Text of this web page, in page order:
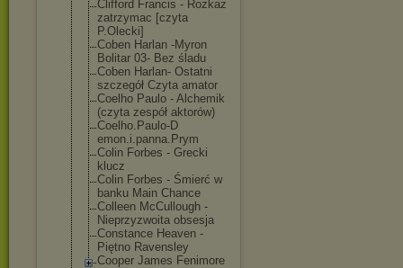
Clifford Francis - Rozkaz
zatrzymac [czyta
P.Olecki]
Coben Harlan -Myron
Bolitar 03- Bez śladu
Coben Harlan- Ostatni
szczegół Czyta amator
Coelho Paulo - Alchemik
(czyta zespół aktorów)
Coelho.Paulo-D
emon.i.panna.Prym
Colin Forbes - Grecki
klucz
Colin Forbes - Śmierć w
banku Main Chance
Colleen McCullough -
Nieprzyzwoita obsesja
Constance Heaven -
Piętno Ravensley
Cooper James Fenimore